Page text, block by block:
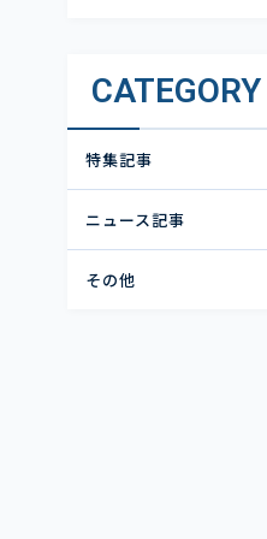
CATEGORY
特集記事
ニュース記事
その他